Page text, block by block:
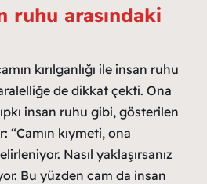
ruhu arasındaki
kırılganlığı ile insan ruhu
de dikkat çekti. Ona
insan ruhu gibi, gösterilen
“Camın kıymeti, ona
Nasıl yaklaşırsanız
Bu yüzden cam da insan